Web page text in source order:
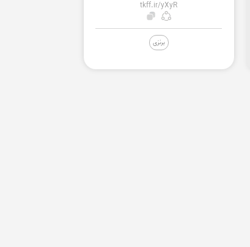
tkff.ir/yXyR
برنزی